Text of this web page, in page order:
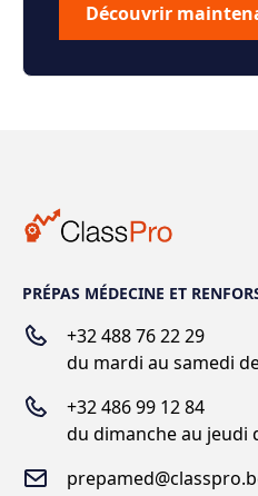
Découvrir
PRÉPAS MÉDECINE ET
+32 488 76 22 29
du mardi au samedi
+32 486 99 12 84
du dimanche au jeudi